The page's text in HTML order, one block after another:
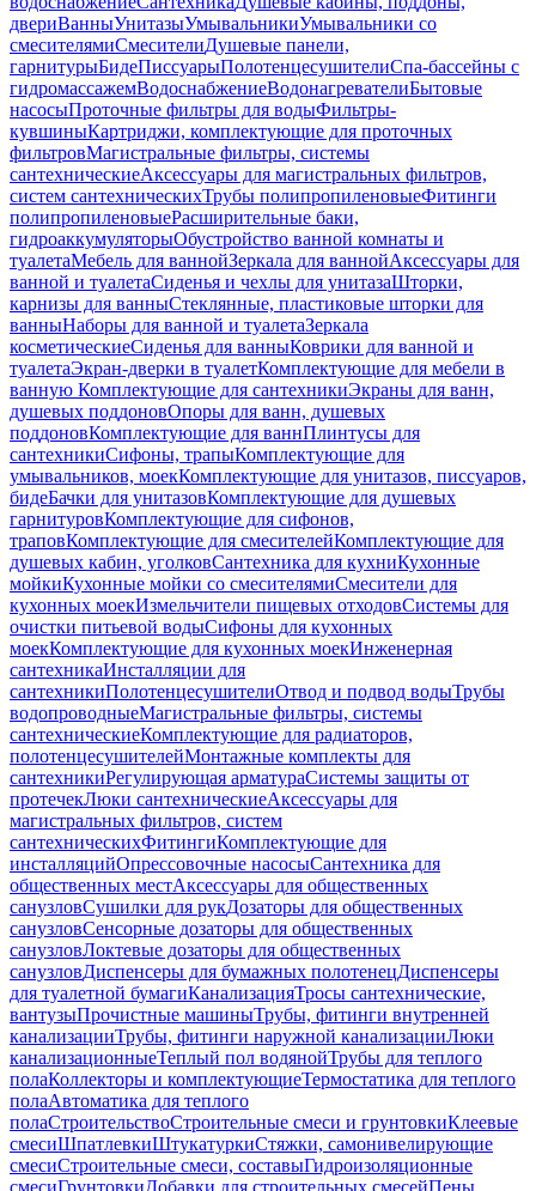
двериВанныУнитазыУмывальникиУмывальники со
смесителямиСмесителиДушевые панели,
гарнитурыБидеПиссуарыПолотенцесушителиСпа-бассейны с
гидромассажемВодоснабжениеВодонагревателиБытовые
насосыПроточные фильтры для водыФильтры-
кувшиныКартриджи, комплектующие для проточных
фильтровМагистральные фильтры, системы
сантехническиеАксессуары для магистральных фильтров,
систем сантехническихТрубы полипропиленовыеФитинги
полипропиленовыеРасширительные баки,
гидроаккумуляторыОбустройство ванной комнаты и
туалетаМебель для ваннойЗеркала для ваннойАксессуары для
ванной и туалетаСиденья и чехлы для унитазаШторки,
карнизы для ванныСтеклянные, пластиковые шторки для
ванныНаборы для ванной и туалетаЗеркала
косметическиеСиденья для ванныКоврики для ванной и
туалетаЭкран-дверки в туалетКомплектующие для мебели в
ванную Комплектующие для сантехникиЭкраны для ванн,
душевых поддоновОпоры для ванн, душевых
поддоновКомплектующие для ваннПлинтусы для
сантехникиСифоны, трапыКомплектующие для
умывальников, моекКомплектующие для унитазов, писсуаров,
бидеБачки для унитазовКомплектующие для душевых
гарнитуровКомплектующие для сифонов,
траповКомплектующие для смесителейКомплектующие для
душевых кабин, уголковСантехника для кухниКухонные
мойкиКухонные мойки со смесителямиСмесители для
кухонных моекИзмельчители пищевых отходовСистемы для
очистки питьевой водыСифоны для кухонных
моекКомплектующие для кухонных моекИнженерная
сантехникаИнсталляции для
сантехникиПолотенцесушителиОтвод и подвод водыТрубы
водопроводныеМагистральные фильтры, системы
сантехническиеКомплектующие для радиаторов,
полотенцесушителейМонтажные комплекты для
сантехникиРегулирующая арматураСистемы защиты от
протечекЛюки сантехническиеАксессуары для
магистральных фильтров, систем
сантехническихФитингиКомплектующие для
инсталляцийОпрессовочные насосыСантехника для
общественных местАксессуары для общественных
санузловСушилки для рукДозаторы для общественных
санузловСенсорные дозаторы для общественных
санузловЛоктевые дозаторы для общественных
санузловДиспенсеры для бумажных полотенецДиспенсеры
для туалетной бумагиКанализацияТросы сантехнические,
вантузыПрочистные машиныТрубы, фитинги внутренней
канализацииТрубы, фитинги наружной канализацииЛюки
канализационныеТеплый пол водянойТрубы для теплого
полаКоллекторы и комплектующиеТермостатика для теплого
полаАвтоматика для теплого
полаСтроительствоСтроительные смеси и грунтовкиКлеевые
смесиШпатлевкиШтукатуркиСтяжки, самонивелирующие
смесиСтроительные смеси, составыГидроизоляционные
смесиГрунтовкиДобавки для строительных смесейПены,